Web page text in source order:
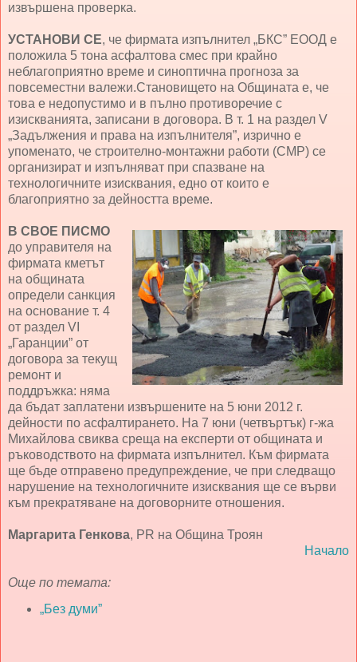
извършена проверка.
УСТАНОВИ СЕ, че фирмата изпълнител „БКС” ЕООД е
положила 5 тона асфалтова смес при крайно
неблагоприятно време и синоптична прогноза за
повсеместни валежи.Становището на Общината е, че
това е недопустимо и в пълно противоречие с
изискванията, записани в договора. В т. 1 на раздел V
„Задължения и права на изпълнителя”, изрично е
упоменато, че строително-монтажни работи (СМР) се
организират и изпълняват при спазване на
технологичните изисквания, едно от които е
благоприятно за дейността време.
В СВОЕ ПИСМО
до управителя на
фирмата кметът
на общината
определи санкция
на основание т. 4
от раздел VІ
„Гаранции” от
договора за текущ
ремонт и
поддръжка: няма
да бъдат заплатени извършените на 5 юни 2012 г.
дейности по асфалтирането. На 7 юни (четвъртък) г-жа
Михайлова свиква среща на експерти от общината и
ръководството на фирмата изпълнител. Към фирмата
ще бъде отправено предупреждение, че при следващо
нарушение на технологичните изисквания ще се върви
към прекратяване на договорните отношения.
Маргарита Генкова, PR на Община Троян
Начало
Още по темата:
„Без думи”